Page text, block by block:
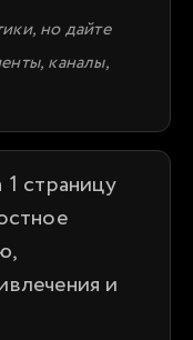
но дайте
каналы,
страницу
и